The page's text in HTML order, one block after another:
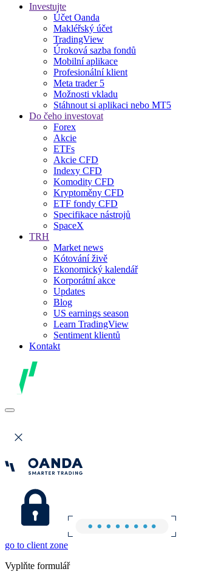
Investujte
Účet Oanda
Makléřský účet
TradingView
Úroková sazba fondů
Mobilní aplikace
Profesionální klient
Meta trader 5
Možnosti vkladu
Stáhnout si aplikaci nebo MT5
Do čeho investovat
Forex
Akcie
ETFs
Akcie CFD
Indexy CFD
Komodity CFD
Kryptoměny CFD
ETF fondy CFD
Specifikace nástrojů
SpaceX
TRH
Market news
Kótování živě
Ekonomický kalendář
Korporátní akce
Updates
Blog
US earnings season
Learn TradingView
Sentiment klientů
Kontakt
go to client zone
Vyplňte formulář